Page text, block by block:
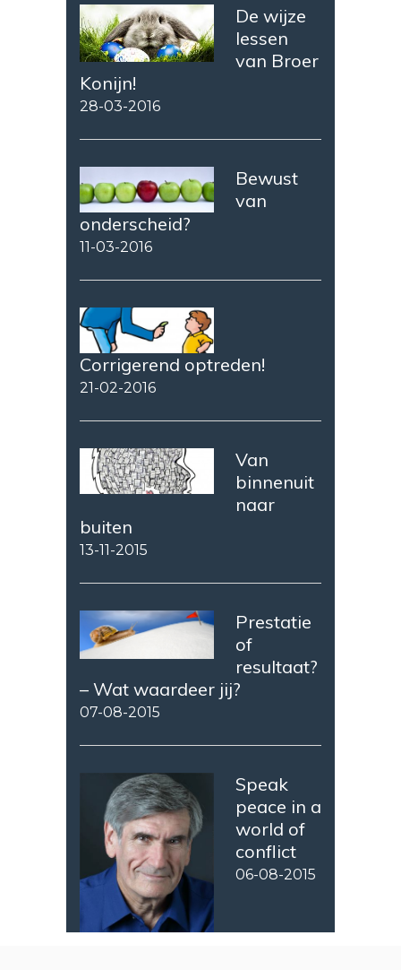
De wijze
lessen
van Broer
Konijn!
28-03-2016
Bewust
van
onderscheid?
11-03-2016
Corrigerend optreden!
21-02-2016
Van
binnenuit
naar
buiten
13-11-2015
Prestatie
of
resultaat?
– Wat waardeer jij?
07-08-2015
Speak
peace in a
world of
conflict
06-08-2015